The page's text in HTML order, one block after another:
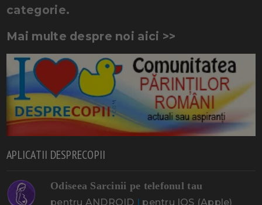
categorie.
Mai multe despre noi aici >>
APLICATII DESPRECOPII
Odiseea Sarcinii pe telefonul tau
pentru ANDROID pentru IOS (Apple)